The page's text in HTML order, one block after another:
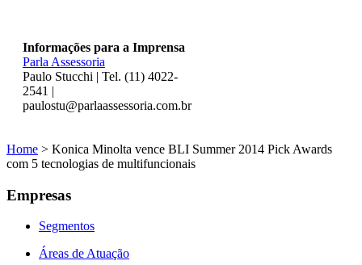
Informações para a Imprensa
Parla Assessoria
Paulo Stucchi | Tel. (11) 4022-
2541 |
paulostu@parlaassessoria.com.br
Home > Konica Minolta vence BLI Summer 2014 Pick Awards
com 5 tecnologias de multifuncionais
Empresas
Segmentos
Áreas de Atuação